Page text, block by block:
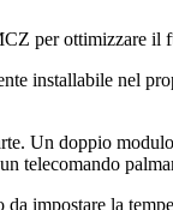
per ottimizzare il
installabile nel
Un doppio
telecomando
impostare la